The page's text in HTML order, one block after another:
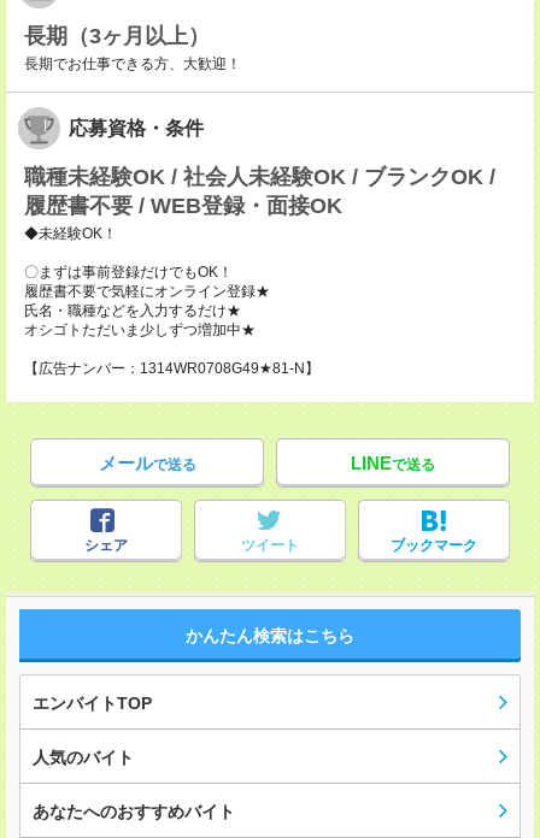
長期（3ヶ月以上）
長期でお仕事できる方、大歓迎！
応募資格・条件
職種未経験OK / 社会人未経験OK / ブランクOK /
履歴書不要 / WEB登録・面接OK
◆未経験OK！
〇まずは事前登録だけでもOK！
履歴書不要で気軽にオンライン登録★
氏名・職種などを入力するだけ★
オシゴトただいま少しずつ増加中★
【広告ナンバー：1314WR0708G49★81-N】
メールで送る LINEで送る
シェア ツイート ブックマーク
かんたん検索はこちら
エンバイトTOP
人気のバイト
あなたへのおすすめバイト